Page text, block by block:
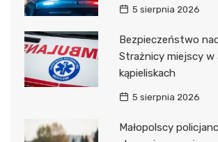
5 sierpnia 2026
Bezpieczeństwo
Strażnicy miejscy w
kąpieliskach
5 sierpnia 2026
Małopolscy